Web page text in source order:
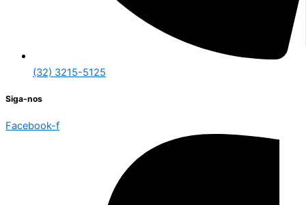
(32) 3215-5125
Siga-nos
Facebook-f